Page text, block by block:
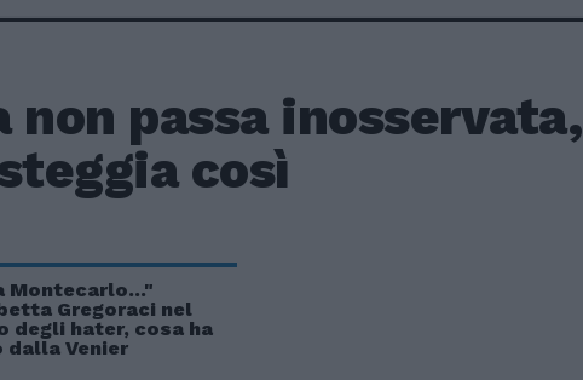
passa inosservata,
così
Montecarlo..."
Gregoraci nel
degli hater, cosa ha
dalla Venier